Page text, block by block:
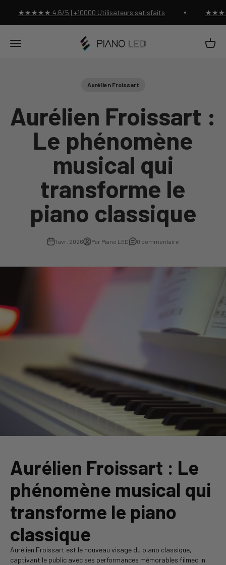
★★★★★ 4.6/5 | +10000 Utilisateurs satisfaits
Menu
Piano Led Shop Panier
Aurélien Froissart
Aurélien Froissart :
Le phénomène
musical qui
transforme le
piano classique
1 avr. 2026 Par Piano LED 0 commentaire
Aurélien Froissart : Le
phénomène musical qui
transforme le piano
classique
Aurélien Froissart est le nouveau visage du piano classique,
captivant le public avec ses performances mémorables filmed in